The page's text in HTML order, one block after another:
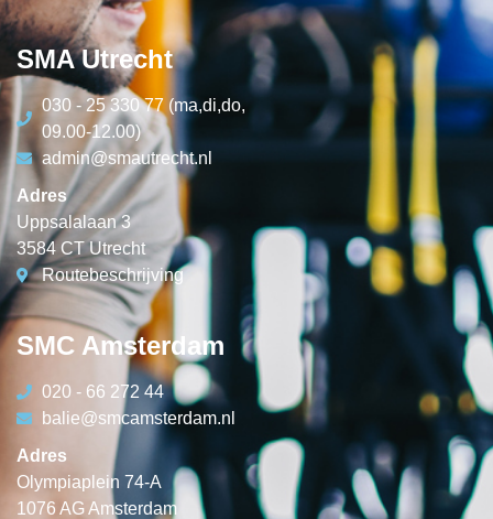
SMA Utrecht
030 - 25 330 77 (ma,di,do,
09.00-12.00)
admin@smautrecht.nl
Adres
Uppsalalaan 3
3584 CT Utrecht
Routebeschrijving
SMC Amsterdam
020 - 66 272 44
balie@smcamsterdam.nl
Adres
Olympiaplein 74-A
1076 AG Amsterdam